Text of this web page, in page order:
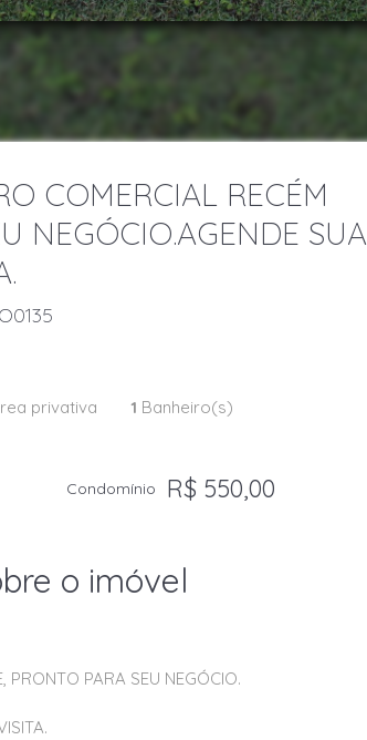
COMERCIAL RECÉM
NEGÓCIO.AGENDE SUA
privativa 1 Banheiro(s)
Condomínio R$ 550,00
o imóvel
PRONTO PARA SEU NEGÓCIO.